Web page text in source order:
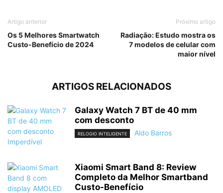
Artigo anterior
Os 5 Melhores Smartwatch
Custo-Benefício de 2024
Próximo artigo
Radiação: Estudo mostra os
7 modelos de celular com
maior nível
ARTIGOS RELACIONADOS
Galaxy Watch 7 BT de 40 mm
com desconto
RELOGIO INTELIGENTE Aldo Barros
Xiaomi Smart Band 8: Review
Completo da Melhor Smartband
Custo-Benefício